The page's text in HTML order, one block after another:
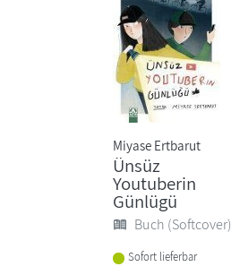
Miyase Ertbarut
Ünsüz
Youtuberin
Günlügü
Buch (Softcover)
Sofort lieferbar